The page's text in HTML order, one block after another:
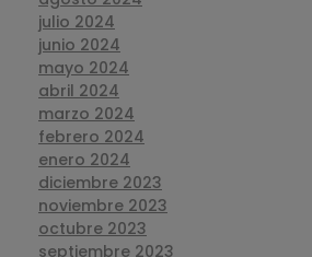
julio 2024
junio 2024
mayo 2024
abril 2024
marzo 2024
febrero 2024
enero 2024
diciembre 2023
noviembre 2023
octubre 2023
septiembre 2023